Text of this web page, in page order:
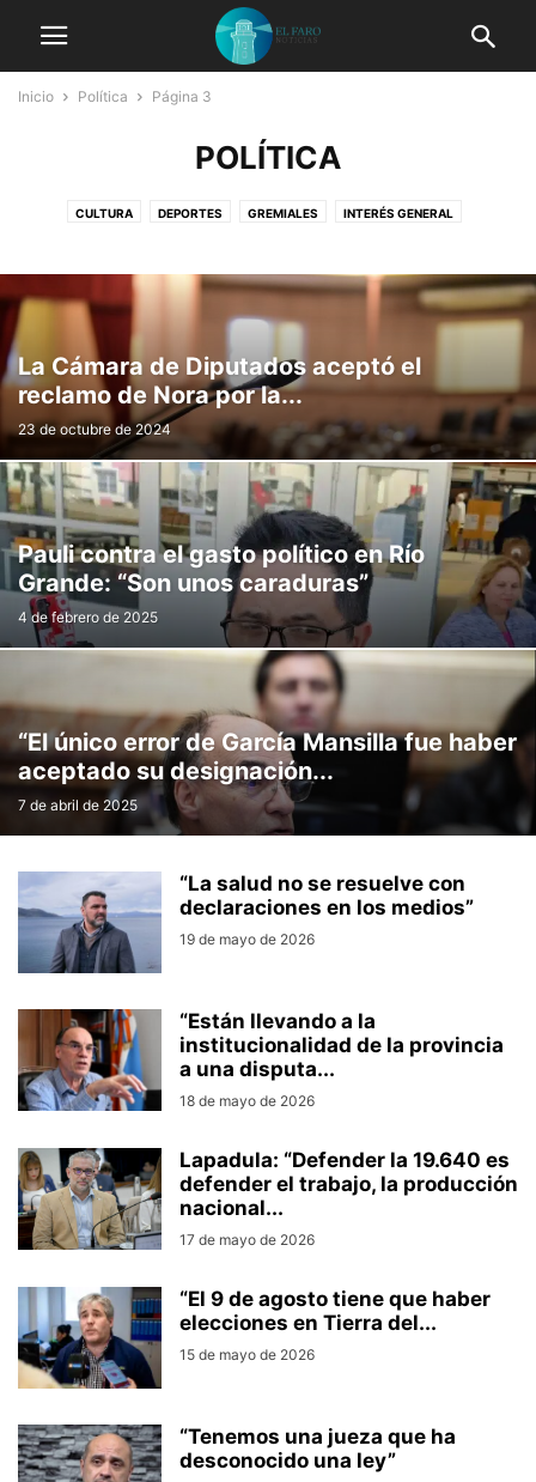
Inicio Política Página 3
POLÍTICA
CULTURA DEPORTES GREMIALES INTERÉS GENERAL
POLÍTICA PROVINCIALES
La Cámara de Diputados aceptó el
reclamo de Nora por la...
23 de octubre de 2024
Pauli contra el gasto político en Río
Grande: “Son unos caraduras”
4 de febrero de 2025
“El único error de García Mansilla fue haber
aceptado su designación...
7 de abril de 2025
“La salud no se resuelve con
declaraciones en los medios”
19 de mayo de 2026
“Están llevando a la
institucionalidad de la provincia
a una disputa...
18 de mayo de 2026
Lapadula: “Defender la 19.640 es
defender el trabajo, la producción
nacional...
17 de mayo de 2026
“El 9 de agosto tiene que haber
elecciones en Tierra del...
15 de mayo de 2026
“Tenemos una jueza que ha
desconocido una ley”